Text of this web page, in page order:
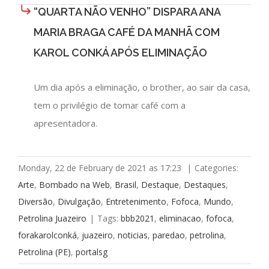
“QUARTA NÃO VENHO” DISPARA ANA
MARIA BRAGA CAFÉ DA MANHÃ COM
KAROL CONKÁ APÓS ELIMINAÇÃO
Um dia após a eliminação, o brother, ao sair da casa,
tem o privilégio de tomar café com a
apresentadora.
Monday, 22 de February de 2021 as 17:23 | Categories:
Arte, Bombado na Web, Brasil, Destaque, Destaques,
Diversão, Divulgação, Entretenimento, Fofoca, Mundo,
Petrolina Juazeiro | Tags: bbb2021 , eliminacao, fofoca,
forakarolconká, juazeiro, noticias, paredao, petrolina,
Petrolina (PE), portalsg